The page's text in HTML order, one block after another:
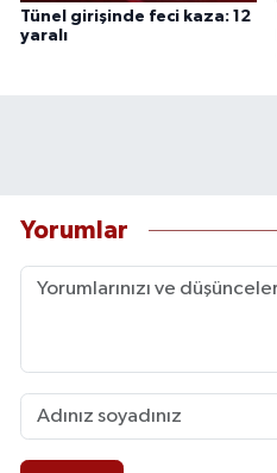
Tünel girişinde feci kaza: 12
yaralı
Yorumlar